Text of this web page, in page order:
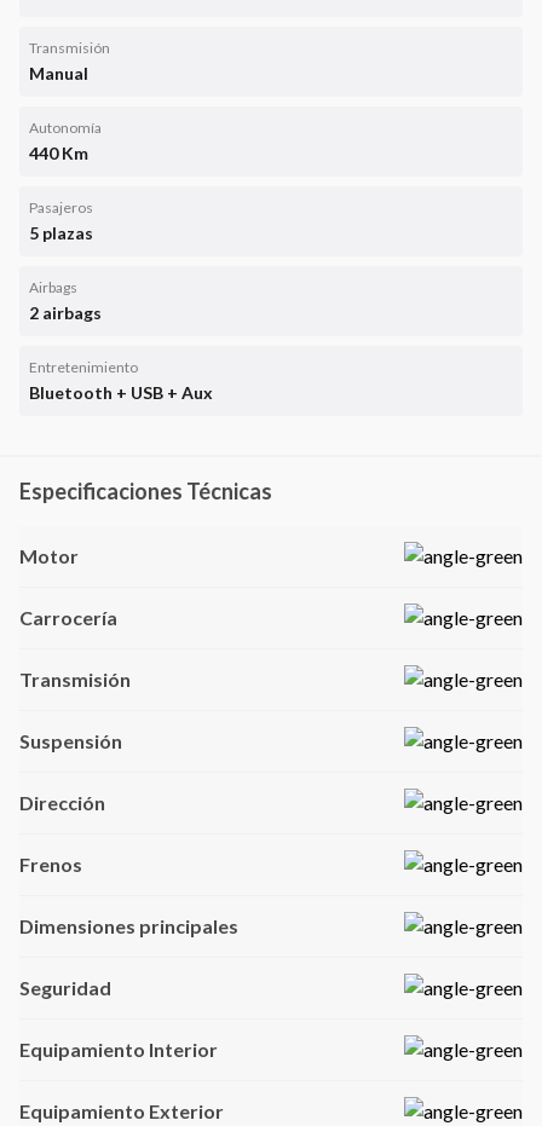
Transmisión
Manual
Autonomía
440 Km
Pasajeros
5 plazas
Airbags
2 airbags
Entretenimiento
Bluetooth + USB + Aux
Especificaciones Técnicas
Motor
Carrocería
Transmisión
Suspensión
Dirección
Frenos
Dimensiones principales
Seguridad
Equipamiento Interior
Equipamiento Exterior